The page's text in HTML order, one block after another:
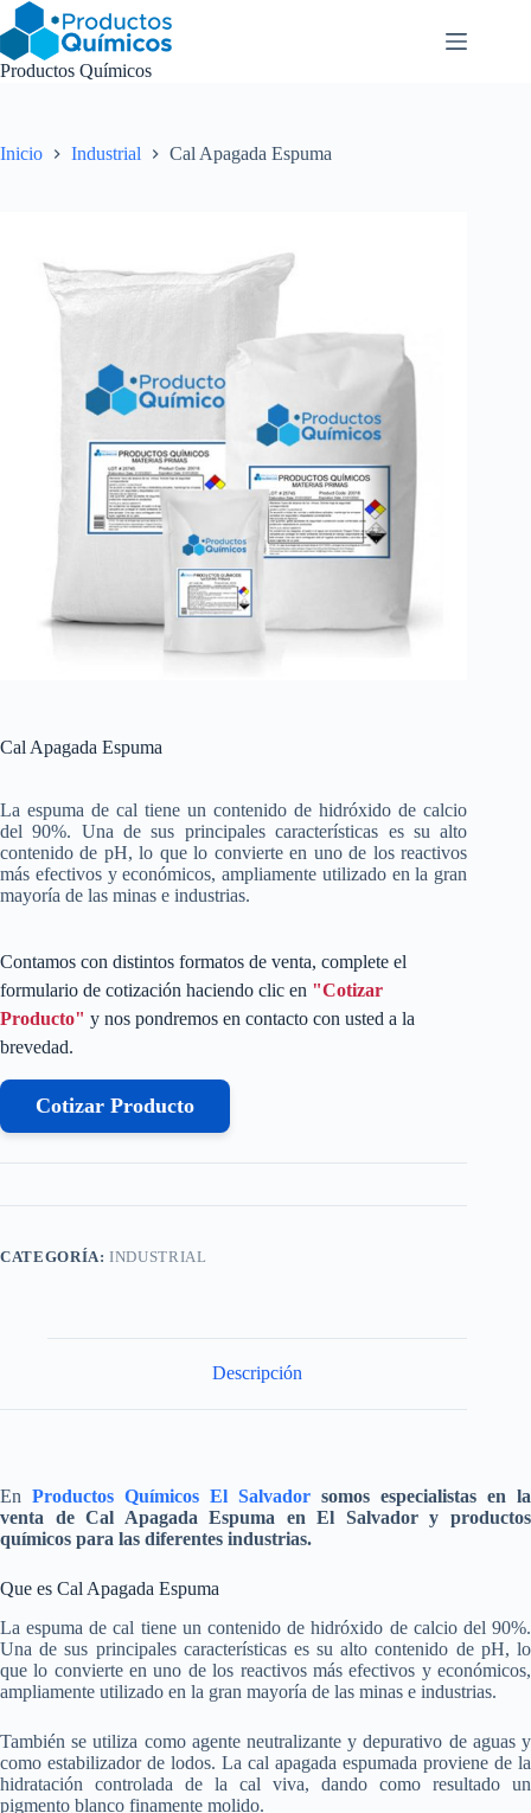
Saltar
al
contenido
Productos Químicos
Inicio Industrial Cal Apagada Espuma
Cal Apagada Espuma
La espuma de cal tiene un contenido de hidróxido de calcio
del 90%. Una de sus principales características es su alto
contenido de pH, lo que lo convierte en uno de los reactivos
más efectivos y económicos, ampliamente utilizado en la gran
mayoría de las minas e industrias.
Contamos con distintos formatos de venta, complete el
formulario de cotización haciendo clic en "Cotizar
Producto" y nos pondremos en contacto con usted a la
brevedad.
Cotizar Producto
CATEGORÍA:INDUSTRIAL
Descripción
En Productos Químicos El Salvador somos especialistas en la
venta deCal Apagada Espuma en El Salvador y productos
químicos para las diferentes industrias.
Que es Cal Apagada Espuma
La espuma de cal tiene un contenido de hidróxido de calcio del 90%.
Una de sus principales características es su alto contenido de pH, lo
que lo convierte en uno de los reactivos más efectivos y económicos,
ampliamente utilizado en la gran mayoría de las minas e industrias.
También se utiliza como agente neutralizante y depurativo de aguas y
como estabilizador de lodos. La cal apagada espumada proviene de la
hidratación controlada de la cal viva, dando como resultado un
pigmento blanco finamente molido.